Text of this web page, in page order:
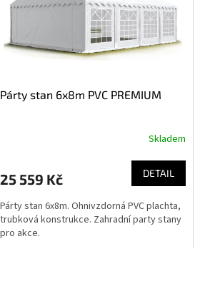
Párty stan 6x8m PVC PREMIUM
Skladem
25 559 Kč DETAIL
Párty stan 6x8m. Ohnivzdorná PVC plachta,
trubková konstrukce. Zahradní party stany
pro akce.